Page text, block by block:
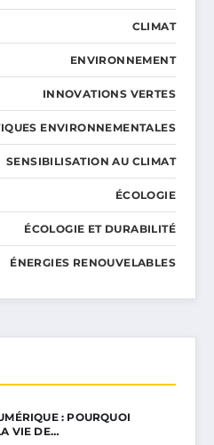
CLIMAT
ENVIRONNEMENT
INNOVATIONS VERTES
ENVIRONNEMENTALES
SENSIBILISATION AU CLIMAT
ÉCOLOGIE
ÉCOLOGIE ET DURABILITÉ
ÉNERGIES RENOUVELABLES
: POURQUOI
VIE DE…